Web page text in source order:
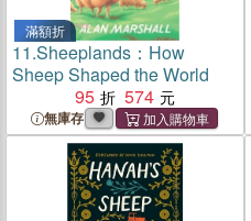
滿額折
11.Sheeplands：How
Sheep Shaped the World
95
574
無庫存